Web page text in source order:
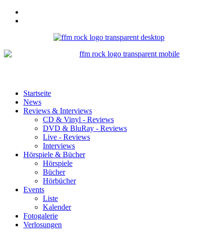
Startseite
News
Reviews & Interviews
CD & Vinyl - Reviews
DVD & BluRay - Reviews
Live - Reviews
Interviews
Hörspiele & Bücher
Hörspiele
Bücher
Hörbücher
Events
Liste
Kalender
Fotogalerie
Verlosungen